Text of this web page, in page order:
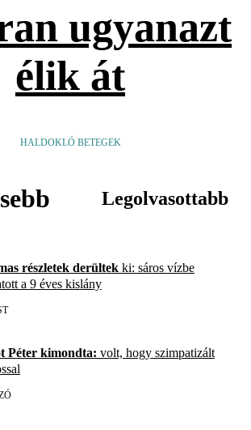
ugyanazt
élik át
HALDOKLÓ BETEGEK
Legolvasottabb
részletek derültek ki: sáros vízbe
a 9 éves kislány
Péter kimondta: volt, hogy szimpatizált